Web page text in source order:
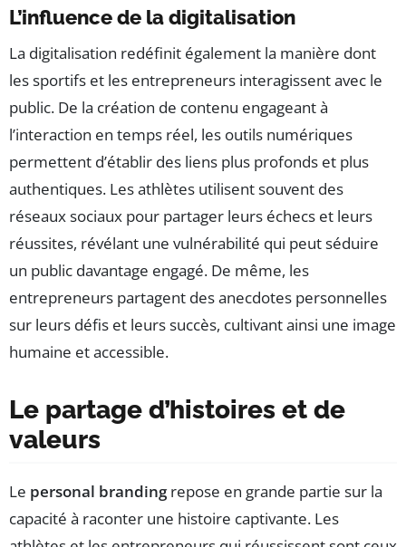
L’influence de la digitalisation
La digitalisation redéfinit également la manière dont
les sportifs et les entrepreneurs interagissent avec le
public. De la création de contenu engageant à
l’interaction en temps réel, les outils numériques
permettent d’établir des liens plus profonds et plus
authentiques. Les athlètes utilisent souvent des
réseaux sociaux pour partager leurs échecs et leurs
réussites, révélant une vulnérabilité qui peut séduire
un public davantage engagé. De même, les
entrepreneurs partagent des anecdotes personnelles
sur leurs défis et leurs succès, cultivant ainsi une image
humaine et accessible.
Le partage d’histoires et de
valeurs
Le personal brandingrepose en grande partie sur la
capacité à raconter une histoire captivante. Les